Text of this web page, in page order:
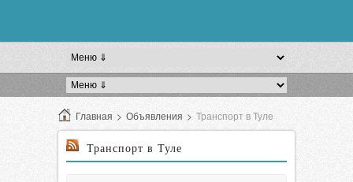
Главная > Объявления > Транспорт в Туле
Транспорт в Туле